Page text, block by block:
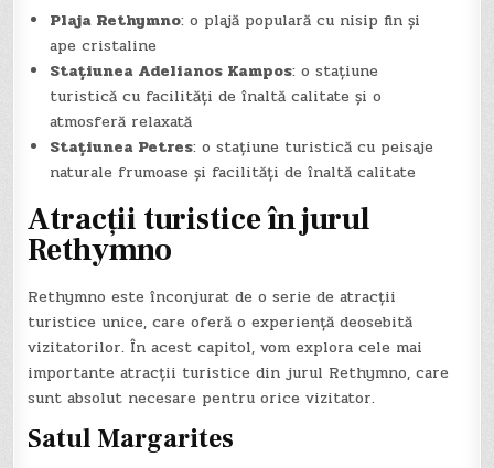
Plaja Rethymno: o plajă populară cu nisip fin și
ape cristaline
Stațiunea Adelianos Kampos: o stațiune
turistică cu facilități de înaltă calitate și o
atmosferă relaxată
Stațiunea Petres: o stațiune turistică cu peisaje
naturale frumoase și facilități de înaltă calitate
Atracții turistice în jurul
Rethymno
Rethymno este înconjurat de o serie de atracții
turistice unice, care oferă o experiență deosebită
vizitatorilor. În acest capitol, vom explora cele mai
importante atracții turistice din jurul Rethymno, care
sunt absolut necesare pentru orice vizitator.
Satul Margarites